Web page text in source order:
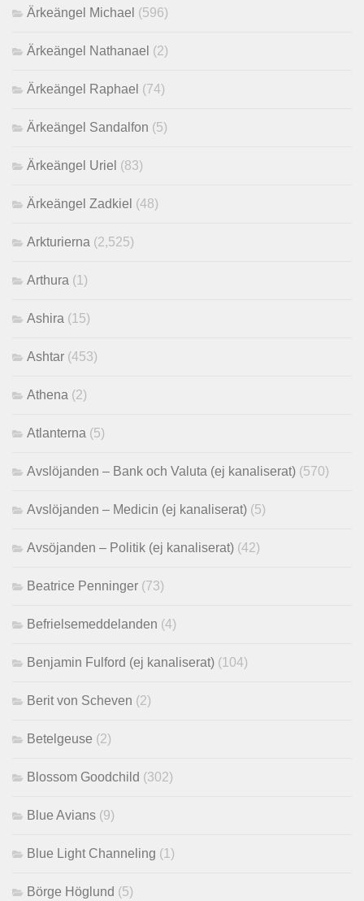
Ärkeängel Michael (596)
Ärkeängel Nathanael (2)
Ärkeängel Raphael (74)
Ärkeängel Sandalfon (5)
Ärkeängel Uriel (83)
Ärkeängel Zadkiel (48)
Arkturierna (2,525)
Arthura (1)
Ashira (15)
Ashtar (453)
Athena (2)
Atlanterna (5)
Avslöjanden – Bank och Valuta (ej kanaliserat) (570)
Avslöjanden – Medicin (ej kanaliserat) (5)
Avsöjanden – Politik (ej kanaliserat) (42)
Beatrice Penninger (73)
Befrielsemeddelanden (4)
Benjamin Fulford (ej kanaliserat) (104)
Berit von Scheven (2)
Betelgeuse (2)
Blossom Goodchild (302)
Blue Avians (9)
Blue Light Channeling (1)
Börge Höglund (5)